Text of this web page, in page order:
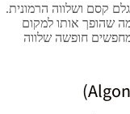
קסם ושלווה הרמונית.
שהופך אותו למקום
חופשה שלווה